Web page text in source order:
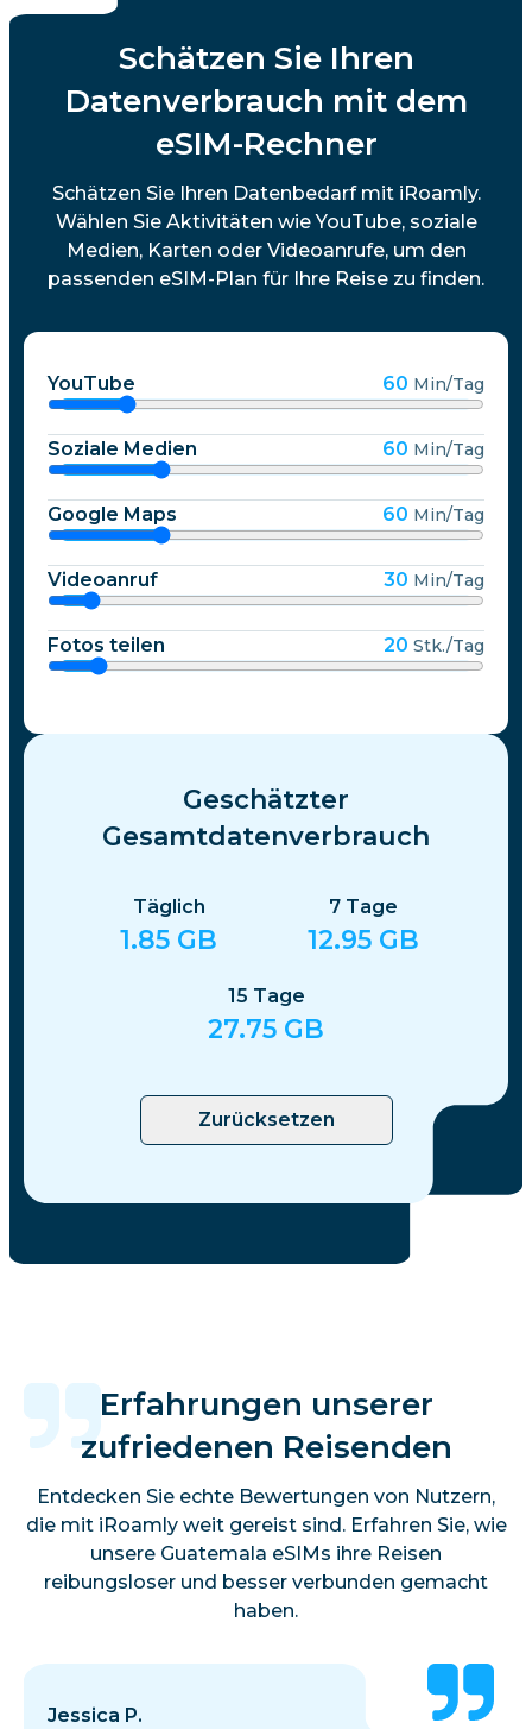
Schätzen Sie Ihren
Datenverbrauch mit dem
eSIM-Rechner
Schätzen Sie Ihren Datenbedarf mit iRoamly.
Wählen Sie Aktivitäten wie YouTube, soziale
Medien, Karten oder Videoanrufe, um den
passenden eSIM-Plan für Ihre Reise zu finden.
YouTube 60 Min/Tag
Soziale Medien 60 Min/Tag
Google Maps 60 Min/Tag
Videoanruf 30 Min/Tag
Fotos teilen 20 Stk./Tag
Geschätzter
Gesamtdatenverbrauch
Täglich
1.85 GB
7 Tage
12.95 GB
15 Tage
27.75 GB
Zurücksetzen
Erfahrungen unserer
zufriedenen Reisenden
Entdecken Sie echte Bewertungen von Nutzern,
die mit iRoamly weit gereist sind. Erfahren Sie, wie
unsere Guatemala eSIMs ihre Reisen
reibungsloser und besser verbunden gemacht
haben.
Jessica P.